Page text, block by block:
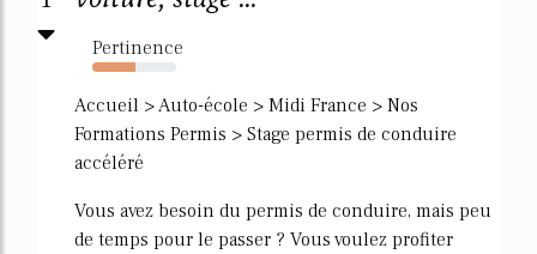
Pertinence
51%
Accueil > Auto-école > Midi France > Nos
Formations Permis > Stage permis de conduire
accéléré
Vous avez besoin du permis de conduire, mais peu
de temps pour le passer ? Vous voulez profiter